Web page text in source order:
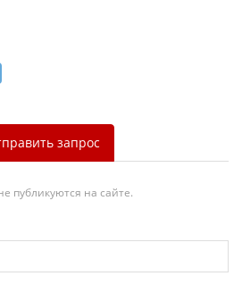
запрос
публикуются на сайте.